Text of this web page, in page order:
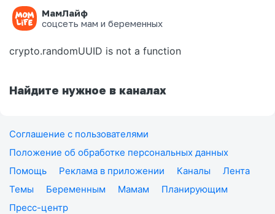
МамЛайф
соцсеть мам и беременных
Ошибка на странице
crypto.randomUUID is not a function
Найдите нужное в каналах
Соглашение с пользователями
Положение об обработке персональных данных
Помощь
Реклама в приложении Каналы
Лента
Темы
Беременным Мамам
Планирующим
Пресс-центр